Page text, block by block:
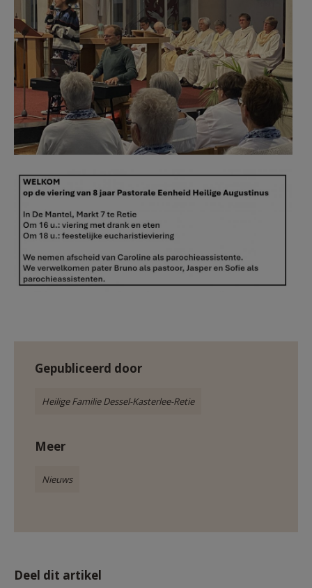
Kader beter2.jpg
Gepubliceerd door
Heilige Familie Dessel-Kasterlee-Retie
Meer
Nieuws
Deel dit artikel